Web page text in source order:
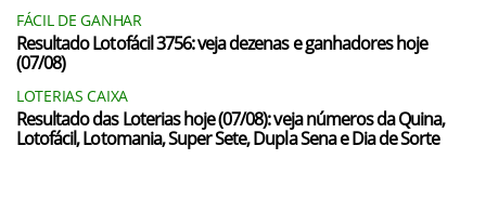
FÁCIL DE GANHAR
Resultado Lotofácil 3756: veja dezenas e ganhadores hoje
(07/08)
LOTERIAS CAIXA
Resultado das Loterias hoje (07/08): veja números da Quina,
Lotofácil, Lotomania, Super Sete, Dupla Sena e Dia de Sorte